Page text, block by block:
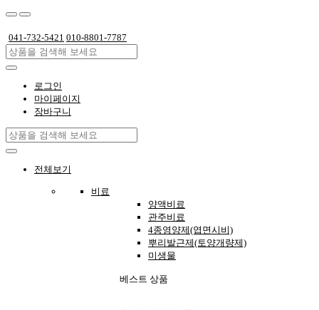
041-732-5421 010-8801-7787
로그인
마이페이지
장바구니
전체보기
비료
양액비료
관주비료
4종영양제(엽면시비)
뿌리발근제(토양개량제)
미생물
베스트 상품